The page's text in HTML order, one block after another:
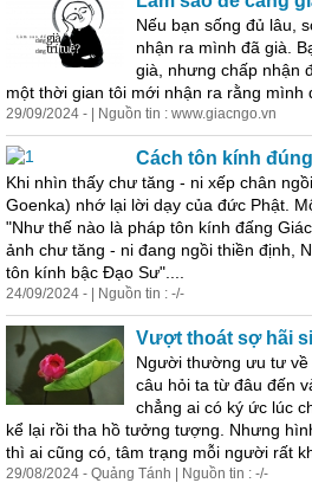
Nếu bạn sống đủ lâu,
nhận ra mình đã già.
già, nhưng chấp nhận
một thời gian tôi mới nhận ra rằng mình
29/09/2024 - | Nguồn tin : www.giacngo.vn
Cách tôn kính
Khi nhìn thấy chư tăng - ni xếp chân
Goenka) nhớ lại lời dạy của đức Phật.
"Như thế nào là pháp tôn kính đấng
ảnh chư tăng - ni đang ngồi thiền định,
tôn kính bậc Đạo Sư"....
24/09/2024 - | Nguồn tin : -/-
Vượt thoát sợ hãi
Người thường ưu tư
câu hỏi ta từ đâu đến
chẳng ai có ký ức lúc
kể lại rồi tha hồ tưởng tượng. Nhưng
thì ai cũng có, tâm trạng mỗi người rất
29/08/2024 - Quảng Tánh | Nguồn tin : -/-